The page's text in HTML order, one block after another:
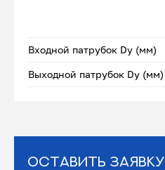
Входной патрубок Dу (мм)
Выходной патрубок Dу (мм)
Оставить заявку